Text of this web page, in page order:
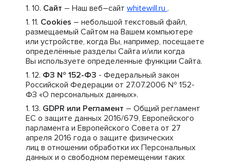
Сайт – Наш веб–сайт whitewill.ru .
Cookies – небольшой текстовый файл,
размещаемый Сайтом на Вашем компьютере
или устройстве, когда Вы, например, посещаете
определённые разделы Сайта и/или когда
Вы используете определенные функции Сайта.
ФЗ № 152-ФЗ - Федеральный закон
Российской Федерации от 27.07.2006 № 152-
ФЗ «О персональных данных».
GDPR или Регламент – Общий регламент
ЕС о защите данных 2016/679, Европейского
парламента и Европейского Совета от 27
апреля 2016 года о защите физических
лиц в отношении обработки их Персональных
данных и о свободном перемещении таких